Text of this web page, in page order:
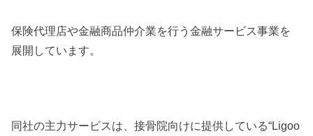
保険代理店や金融商品仲介業を行う金融サービス事業を
展開しています。
同社の主力サービスは、接骨院向けに提供している“Ligoo